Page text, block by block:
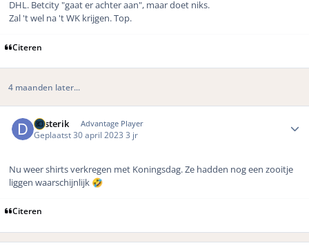
DHL. Betcity "gaat er achter aan", maar doet niks.
Zal 't wel na 't WK krijgen. Top.
Citeren
4 maanden later...
dosterik Advantage Player
Geplaatst 30 april 2023 3 jr
Nu weer shirts verkregen met Koningsdag. Ze hadden nog een zooitje
liggen waarschijnlijk 🤣
Citeren